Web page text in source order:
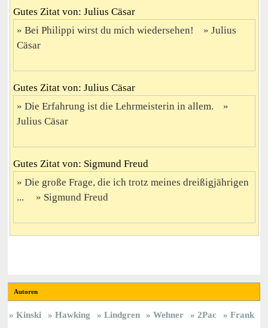
Gutes Zitat von: Julius Cäsar
Bei Philippi wirst du mich wiedersehen!
Julius
Cäsar
Gutes Zitat von: Julius Cäsar
Die Erfahrung ist die Lehrmeisterin in allem.
Julius Cäsar
Gutes Zitat von: Sigmund Freud
Die große Frage, die ich trotz meines dreißigjährigen
...
Sigmund Freud
Autoren
Kinski Hawking Lindgren Wehner 2Pac
Frank